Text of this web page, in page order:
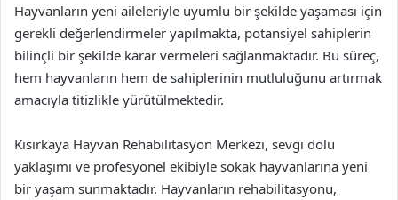
Hayvanların yeni aileleriyle uyumlu bir şekilde yaşaması için
gerekli değerlendirmeler yapılmakta, potansiyel sahiplerin
bilinçli bir şekilde karar vermeleri sağlanmaktadır. Bu süreç,
hem hayvanların hem de sahiplerinin mutluluğunu artırmak
amacıyla titizlikle yürütülmektedir.
Kısırkaya Hayvan Rehabilitasyon Merkezi, sevgi dolu
yaklaşımı ve profesyonel ekibiyle sokak hayvanlarına yeni
bir yaşam sunmaktadır. Hayvanların rehabilitasyonu,